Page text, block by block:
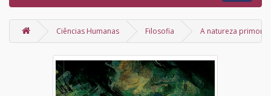
Ciências Humanas Filosofia A natureza